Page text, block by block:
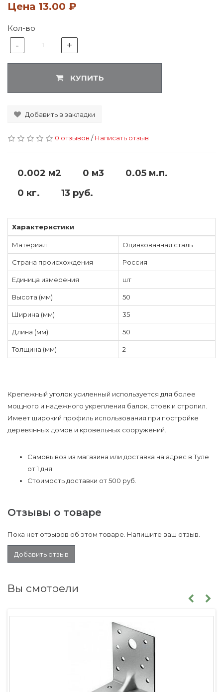
Цена 13.00 ₽
Кол-во
- 1 +
КУПИТЬ
Добавить в закладки
0 отзывов /Написать отзыв
0.002 м2 0 м3
0.05 м.п.
0 кг.
13 руб.
Характеристики
Материал Оцинкованная сталь
Страна происхождения Россия
Единица измерения шт
Высота (мм) 50
Ширина (мм) 35
Длина (мм) 50
Толщина (мм) 2
Крепежный уголок усиленный используется для более
мощного и надежного укрепления балок, стоек и стропил.
Имеет широкий профиль использования при постройке
деревянных домов и кровельных сооружений.
Самовывоз из магазина или доставка на адрес в Туле
от 1 дня.
Стоимость доставки от 500 руб.
Отзывы о товаре
Пока нет отзывов об этом товаре. Напишите ваш отзыв.
Добавить отзыв
Вы смотрели